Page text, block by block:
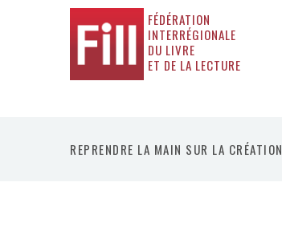
FÉDÉRATION
INTERRÉGIONALE
DU LIVRE
ET DE LA LECTURE
REPRENDRE LA MAIN SUR LA CRÉATION